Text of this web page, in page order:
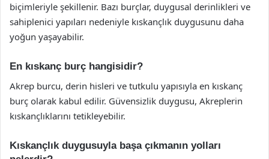
biçimleriyle şekillenir. Bazı burçlar, duygusal derinlikleri ve
sahiplenici yapıları nedeniyle kıskançlık duygusunu daha
yoğun yaşayabilir.
En kıskanç burç hangisidir?
Akrep burcu, derin hisleri ve tutkulu yapısıyla en kıskanç
burç olarak kabul edilir. Güvensizlik duygusu, Akreplerin
kıskançlıklarını tetikleyebilir.
Kıskançlık duygusuyla başa çıkmanın yolları